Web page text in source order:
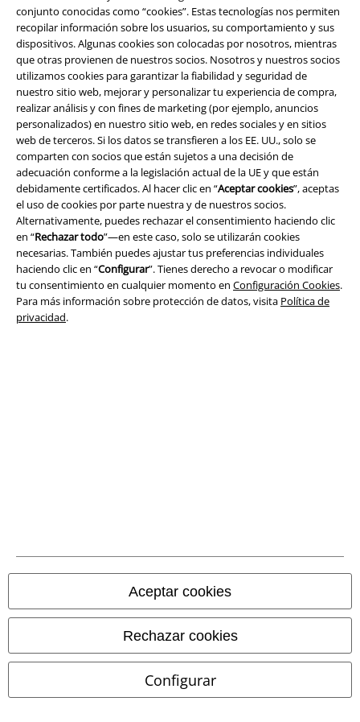
conjunto conocidas como “cookies”. Estas tecnologías nos permiten
recopilar información sobre los usuarios, su comportamiento y sus
dispositivos. Algunas cookies son colocadas por nosotros, mientras
que otras provienen de nuestros socios. Nosotros y nuestros socios
utilizamos cookies para garantizar la fiabilidad y seguridad de
nuestro sitio web, mejorar y personalizar tu experiencia de compra,
realizar análisis y con fines de marketing (por ejemplo, anuncios
personalizados) en nuestro sitio web, en redes sociales y en sitios
web de terceros. Si los datos se transfieren a los EE. UU., solo se
comparten con socios que están sujetos a una decisión de
adecuación conforme a la legislación actual de la UE y que están
debidamente certificados. Al hacer clic en “Aceptar cookies”, aceptas
el uso de cookies por parte nuestra y de nuestros socios.
Alternativamente, puedes rechazar el consentimiento haciendo clic
en “Rechazar todo”—en este caso, solo se utilizarán cookies
necesarias. También puedes ajustar tus preferencias individuales
haciendo clic en “Configurar”. Tienes derecho a revocar o modificar
tu consentimiento en cualquier momento en Configuración Cookies.
Para más información sobre protección de datos, visita Política de
privacidad.
Aceptar cookies
Rechazar cookies
Configurar
EMP Backstage Club
Sobre EMP
EMP Eventos
Programa de Afiliados
Sostenibilidad
Métodos de pago
adelantado